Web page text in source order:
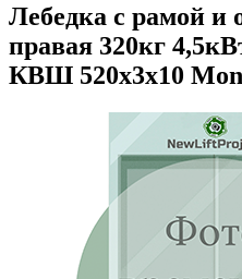
Лебедка с рамой и
правая 320кг
КВШ 520х3х10